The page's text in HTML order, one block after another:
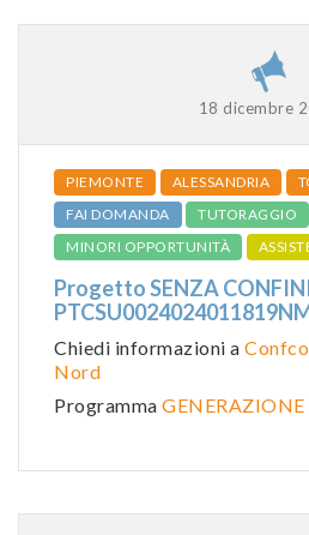
18 dicembre
PIEMONTE ALESSANDRIA
FAI DOMANDA
TUTORAGGIO
MINORI OPPORTUNITÀ
Progetto SENZA
Chiedi informazioni a
Nord
Programma